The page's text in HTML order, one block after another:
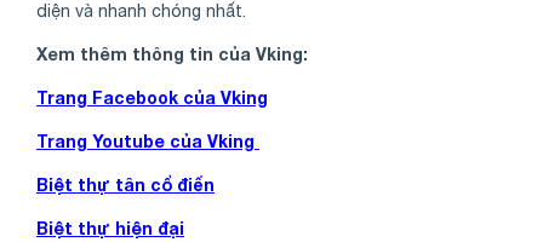
diện và nhanh chóng nhất.
Xem thêm thông tin của Vking:
Trang Facebook của Vking
Trang Youtube của Vking
Biệt thự tân cổ điển
Biệt thự hiện đại